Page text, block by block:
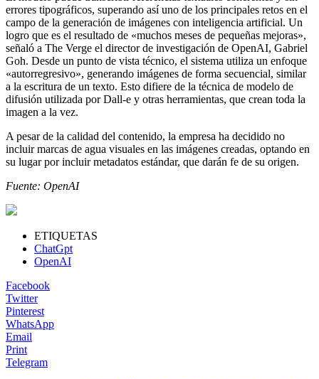
errores tipográficos, superando así uno de los principales retos en el
campo de la generación de imágenes con inteligencia artificial. Un
logro que es el resultado de «muchos meses de pequeñas mejoras»,
señaló a The Verge el director de investigación de OpenAI, Gabriel
Goh. Desde un punto de vista técnico, el sistema utiliza un enfoque
«autorregresivo», generando imágenes de forma secuencial, similar
a la escritura de un texto. Esto difiere de la técnica de modelo de
difusión utilizada por Dall-e y otras herramientas, que crean toda la
imagen a la vez.
A pesar de la calidad del contenido, la empresa ha decidido no
incluir marcas de agua visuales en las imágenes creadas, optando en
su lugar por incluir metadatos estándar, que darán fe de su origen.
Fuente: OpenAI
ETIQUETAS
ChatGpt
OpenAI
Facebook
Twitter
Pinterest
WhatsApp
Email
Print
Telegram